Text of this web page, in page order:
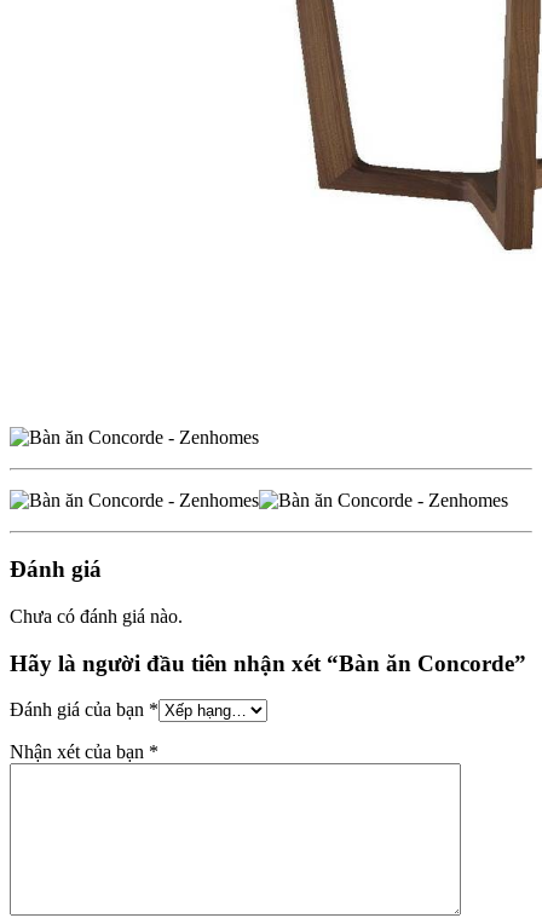
Đánh giá
Chưa có đánh giá nào.
Hãy là người đầu tiên nhận xét “Bàn ăn Concorde”
Đánh giá của bạn *
Nhận xét của bạn *